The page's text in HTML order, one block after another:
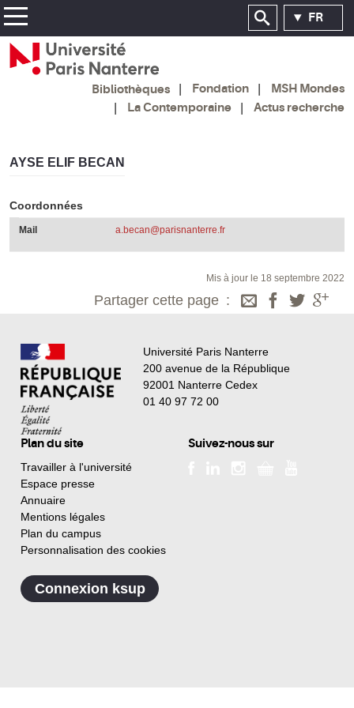
FR
Bibliothèques Fondation
MSH Mondes
La Contemporaine
Actus recherche
AYSE ELIF BECAN
Coordonnées
Mail a.becan@parisnanterre.fr
Mis à jour le 18 septembre 2022
Partager cette page
Université Paris Nanterre
200 avenue de la République
92001 Nanterre Cedex
01 40 97 72 00
Plan du site
Travailler à l'université
Espace presse
Annuaire
Mentions légales
Plan du campus
Personnalisation des cookies
Suivez-nous sur
Connexion ksup